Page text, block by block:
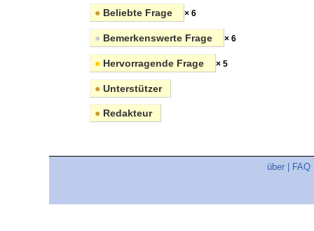
● Beliebte Frage × 6
● Bemerkenswerte Frage × 6
● Hervorragende Frage × 5
● Unterstützer
● Redakteur
über FAQ